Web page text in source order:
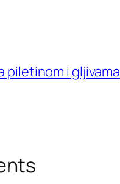
piletinom i gljivama